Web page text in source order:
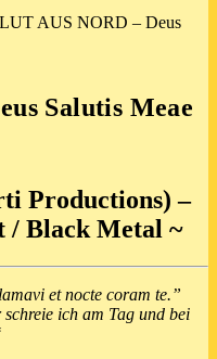
AUS NORD – Deus
Salutis Meae
Productions) –
/ Black Metal ~
et nocte coram te.”
ich am Tag und bei